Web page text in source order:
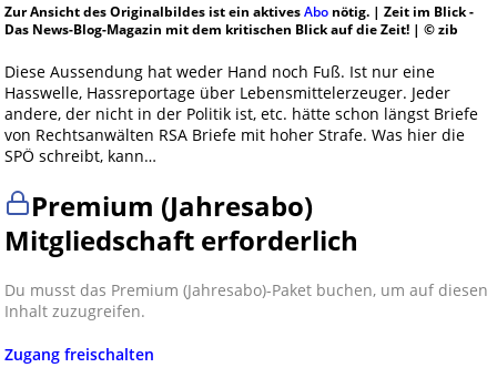
Zur Ansicht des Originalbildes ist ein aktivesAbonötig. | Zeit im Blick -
Das News-Blog-Magazin mit dem kritischen Blick auf die Zeit! | © zib
Diese Aussendung hat weder Hand noch Fuß. Ist nur eine
Hasswelle, Hassreportage über Lebensmittelerzeuger. Jeder
andere, der nicht in der Politik ist, etc. hätte schon längst Briefe
von Rechtsanwälten RSA Briefe mit hoher Strafe. Was hier die
SPÖ schreibt, kann…
Premium (Jahresabo)
Mitgliedschaft erforderlich
Du musst das Premium (Jahresabo)-Paket buchen, um auf diesen
Inhalt zuzugreifen.
Zugang freischalten